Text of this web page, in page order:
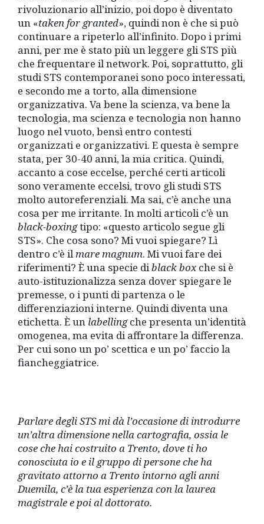
rivoluzionario all’inizio, poi dopo è diventato
un «taken for granted», quindi non è che si può
continuare a ripeterlo all’infinito. Dopo i primi
anni, per me è stato più un leggere gli STS più
che frequentare il network. Poi, soprattutto, gli
studi STS contemporanei sono poco interessati,
e secondo me a torto, alla dimensione
organizzativa. Va bene la scienza, va bene la
tecnologia, ma scienza e tecnologia non hanno
luogo nel vuoto, bensì entro contesti
organizzati e organizzativi. E questa è sempre
stata, per 30-40 anni, la mia critica. Quindi,
accanto a cose eccelse, perché certi articoli
sono veramente eccelsi, trovo gli studi STS
molto autoreferenziali. Ma sai, c’è anche una
cosa per me irritante. In molti articoli c’è un
black-boxingtipo: «questo articolo segue gli
STS». Che cosa sono? Mi vuoi spiegare? Lì
dentro c’è il mare magnum. Mi vuoi fare dei
riferimenti? È una specie di black boxche si è
auto-istituzionalizza senza dover spiegare le
premesse, o i punti di partenza o le
differenziazioni interne. Quindi diventa una
etichetta. È un labellingche presenta un’identità
omogenea, ma evita di affrontare la differenza.
Per cui sono un po’ scettica e un po’ faccio la
fiancheggiatrice.
Parlare degli STS mi dà l’occasione di introdurre
un’altra dimensione nella cartografia, ossia le
cose che hai costruito a Trento, dove ti ho
conosciuta io e il gruppo di persone che ha
gravitato attorno a Trento intorno agli anni
Duemila, c’è la tua esperienza con la laurea
magistrale e poi al dottorato.